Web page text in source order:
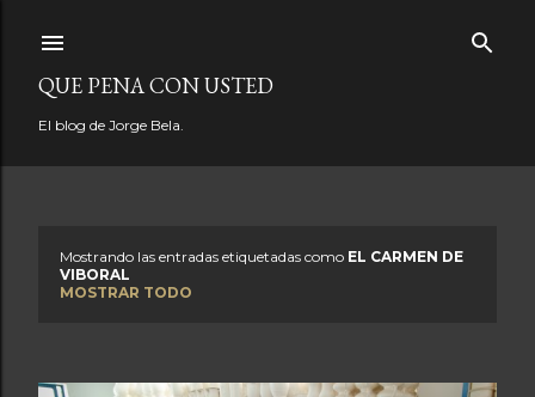
QUE PENA CON USTED
El blog de Jorge Bela.
t
Mostrando las entradas etiquetadas como EL CARMEN DE
VIBORAL
MOSTRAR TODO